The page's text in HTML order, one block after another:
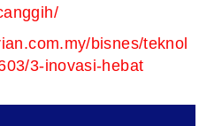
bisnes/teknol
3-inovasi-hebat